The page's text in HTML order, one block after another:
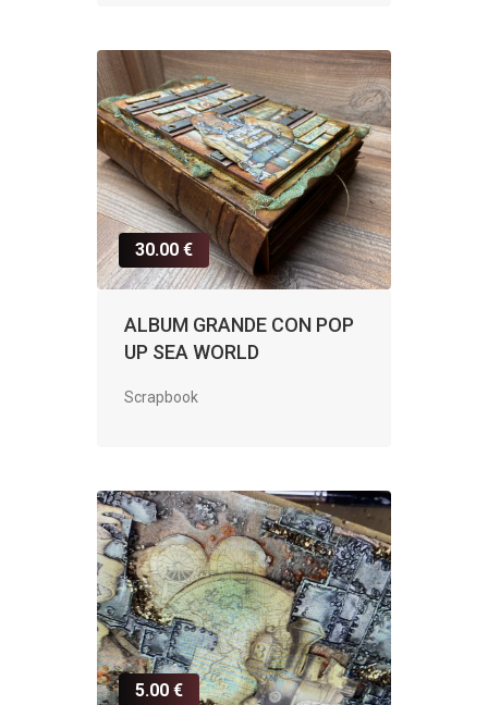
30.00 €
ALBUM GRANDE CON POP
UP SEA WORLD
Scrapbook
5.00 €